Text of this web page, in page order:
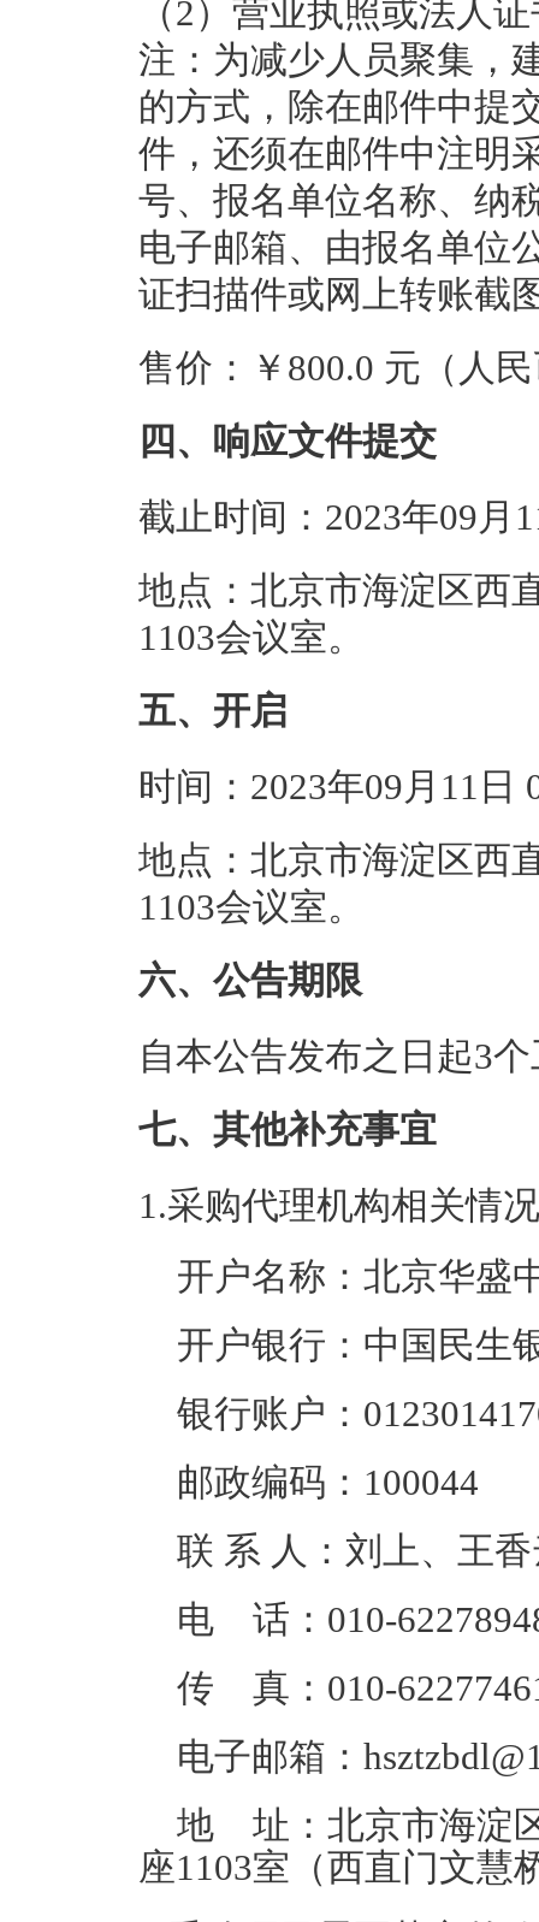
（2）营业执照或法人
注：为减少人员聚集，
的方式，除在邮件中提
件，还须在邮件中注明
号、报名单位名称、纳
电子邮箱、由报名单位
证扫描件或网上转账截
售价：￥800.0 元（人
四、响应文件提交
截止时间：2023年09月
地点：北京市海淀区西
1103会议室。
五、开启
时间：2023年09月11日
地点：北京市海淀区西
1103会议室。
六、公告期限
自本公告发布之日起3
七、其他补充事宜
1.采购代理机构相关情况
开户名称：北京华盛
开户银行：中国民生
银行账户：
邮政编码：100044
联 系 人：刘上、王
电 话：010-
传 真：010-
电子邮箱：
地 址：北京市海淀
座1103室（西直门文慧